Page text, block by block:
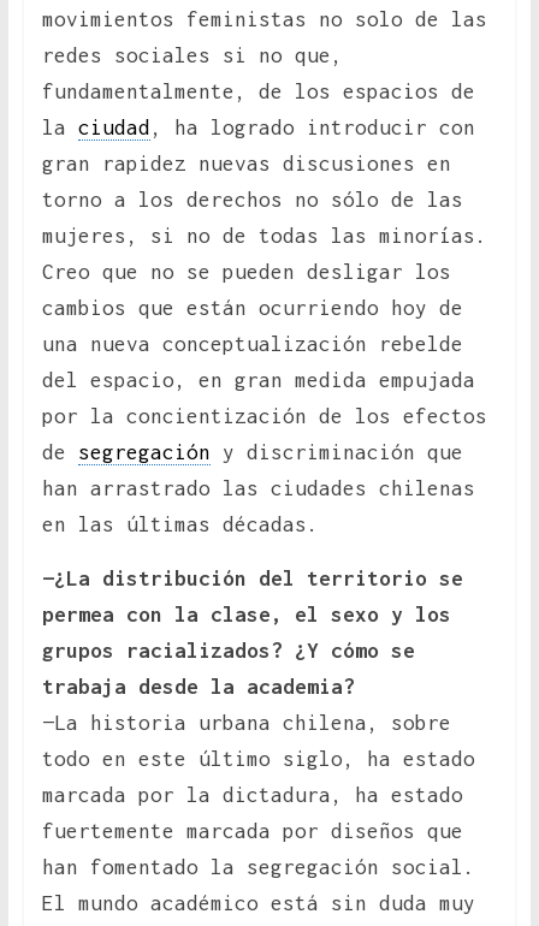
movimientos feministas no solo de las
redes sociales si no que,
fundamentalmente, de los espacios de
la ciudad , ha logrado introducir con
gran rapidez nuevas discusiones en
torno a los derechos no sólo de las
mujeres, si no de todas las minorías.
Creo que no se pueden desligar los
cambios que están ocurriendo hoy de
una nueva conceptualización rebelde
del espacio, en gran medida empujada
por la concientización de los efectos
de segregación y discriminación que
han arrastrado las ciudades chilenas
en las últimas décadas.
—¿La distribución del territorio se
permea con la clase, el sexo y los
grupos racializados? ¿Y cómo se
trabaja desde la academia?
—La historia urbana chilena, sobre
todo en este último siglo, ha estado
marcada por la dictadura, ha estado
fuertemente marcada por diseños que
han fomentado la segregación social.
El mundo académico está sin duda muy